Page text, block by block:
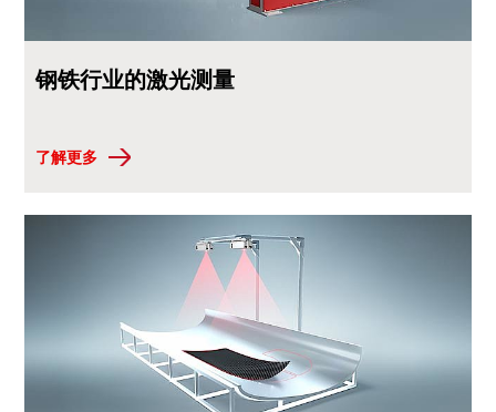
钢铁行业的激光测量
了解更多